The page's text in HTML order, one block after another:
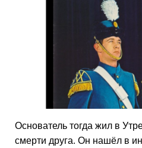
Основатель тогда жил в
смерти друга. Он нашёл в